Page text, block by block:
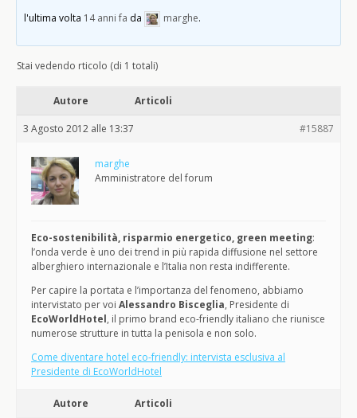
l'ultima volta 14 anni fa da marghe.
Stai vedendo rticolo (di 1 totali)
Autore Articoli
3 Agosto 2012 alle 13:37 #15887
marghe
Amministratore del forum
Eco-sostenibilità, risparmio energetico, green meeting:
l’onda verde è uno dei trend in più rapida diffusione nel settore
alberghiero internazionale e l’Italia non resta indifferente.
Per capire la portata e l’importanza del fenomeno, abbiamo
intervistato per voi Alessandro Bisceglia, Presidente di
EcoWorldHotel, il primo brand eco-friendly italiano che riunisce
numerose strutture in tutta la penisola e non solo.
Come diventare hotel eco-friendly: intervista esclusiva al
Presidente di EcoWorldHotel
Autore Articoli